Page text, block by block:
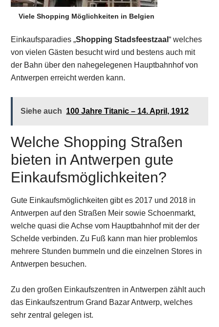
Viele Shopping Möglichkeiten in Belgien
Einkaufsparadies „Shopping Stadsfeestzaal“ welches
von vielen Gästen besucht wird und bestens auch mit
der Bahn über den nahegelegenen Hauptbahnhof von
Antwerpen erreicht werden kann.
Siehe auch 100 Jahre Titanic – 14. April, 1912
Welche Shopping Straßen
bieten in Antwerpen gute
Einkaufsmöglichkeiten?
Gute Einkaufsmöglichkeiten gibt es 2017 und 2018 in
Antwerpen auf den Straßen Meir sowie Schoenmarkt,
welche quasi die Achse vom Hauptbahnhof mit der der
Schelde verbinden. Zu Fuß kann man hier problemlos
mehrere Stunden bummeln und die einzelnen Stores in
Antwerpen besuchen.
Zu den großen Einkaufszentren in Antwerpen zählt auch
das Einkaufszentrum Grand Bazar Antwerp, welches
sehr zentral gelegen ist.